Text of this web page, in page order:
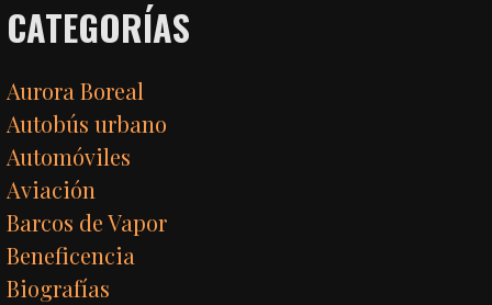
CATEGORÍAS
Aurora Boreal
Autobús urbano
Automóviles
Aviación
Barcos de Vapor
Beneficencia
Biografías